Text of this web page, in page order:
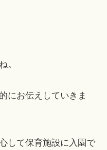
。
にお伝えしていきま
して保育施設に入園で